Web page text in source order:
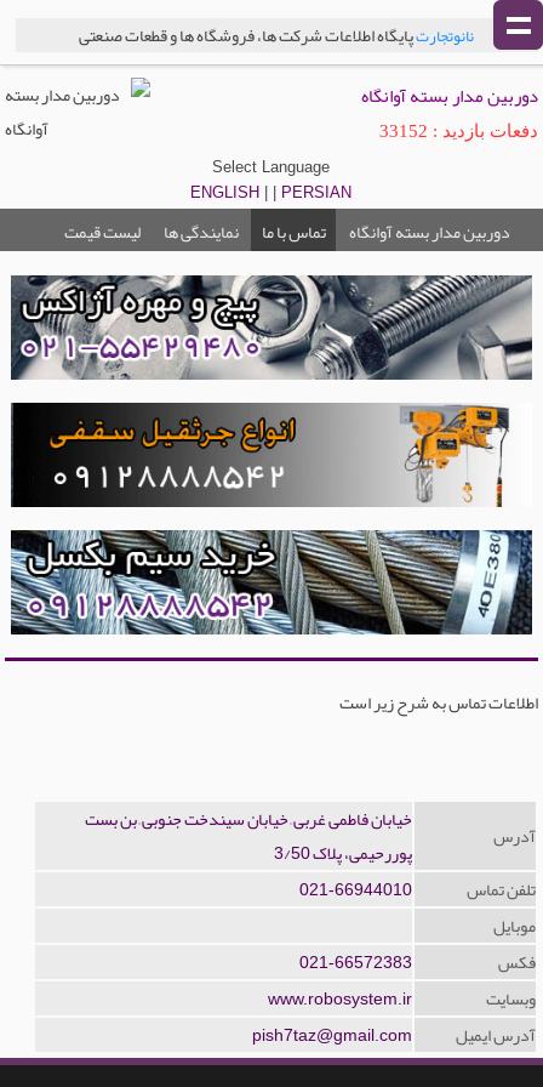
نانوتجارتپایگاه اطلاعات شرکت ها، فروشگاه ها و قطعات صنعتی
دوربین مدار بسته آوانگاه
دفعات بازدید : 33152
Select Language
ENGLISH
PERSIAN
دوربین مدار بسته آوانگاه تماس با ما نمایندگی ها لیست قیمت
اطلاعات تماس به شرح زیر است
خیابان فاطمی غربی ٰ خیابان سیندخت جنوبی ٰ بن بست
پوررحیمی، پلاک 3/50
آدرس
021-66944010
تلفن تماس
موبایل
021-66572383 فکس
www.robosystem.ir وبسایت
pish7taz@gmail.com
آدرس ایمیل